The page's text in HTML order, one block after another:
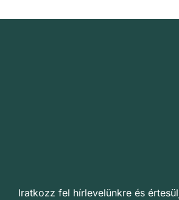
Iratkozz fel hírlevelünkre és